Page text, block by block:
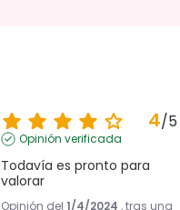
4/5
Opinión verificada
Todavía es pronto para
valorar
Opinión del 1/4/2024 , tras una